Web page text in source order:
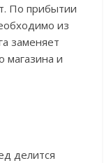
По прибытии
из
заменяет
магазина и
делится